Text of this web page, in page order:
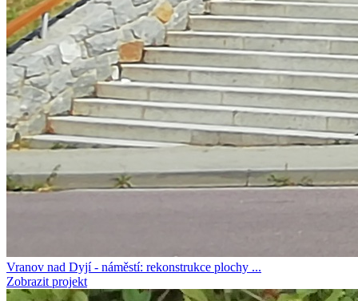
Vranov nad Dyjí - náměstí: rekonstrukce plochy ...
Zobrazit projekt